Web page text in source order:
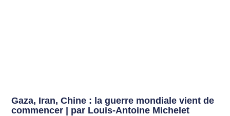
Gaza, Iran, Chine : la guerre mondiale vient de
commencer | par Louis-Antoine Michelet